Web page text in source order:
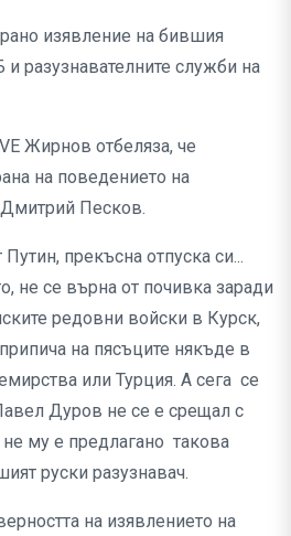
изявление на бившия
разузнавателните служби на
Жирнов отбеляза, че
на поведението на
Дмитрий Песков.
прекъсна отпуска си...
не се върна от почивка заради
редовни войски в Курск,
на пясъците някъде в
или Турция. А сега се
Дуров не се е срещал с
му е предлагано такова
руски разузнавач.
на изявлението на